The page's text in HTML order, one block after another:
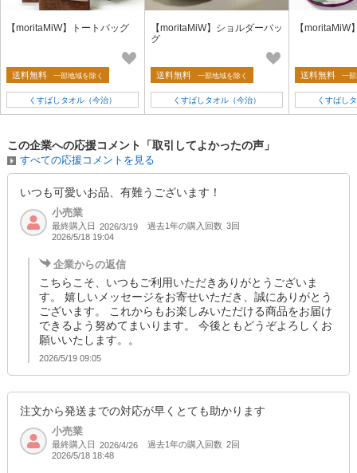
【moritaMiW】トートバッグ
送料無料 一部地域を除く
くすばしタオル（今治）
【moritaMiW】ショルダーバッ
グ
送料無料 一部地域を除く
くすばしタオル（今治）
【moritaMiW
送料無料 一
くすばし
この企業への応援コメント「取引してよかったの声」
すべての応援コメントを見る
いつも可愛いお品、有難うございます！
小売業
最終購入日 2026/3/19 過去1年の購入回数 3回
2026/5/18 19:04
企業からの返信
こちらこそ、いつもご利用いただきありがとうございま
す。 嬉しいメッセージをお寄せいただき、誠にありがとう
ございます。 これからもお楽しみいただける商品をお届け
できるよう努めてまいります。 今後ともどうぞよろしくお
願いいたします。。
2026/5/19 09:05
注文から発送までの対応が早くとても助かります
小売業
最終購入日 2026/4/26 過去1年の購入回数 2回
2026/5/18 18:48